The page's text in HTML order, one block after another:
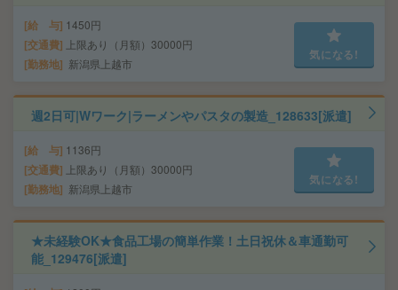
給 与 1450円
交通費 上限あり（月額）30000円
勤務地 新潟県上越市
気になる!
週2日可|Wワーク|ラーメンやパスタの製造_128633[派遣]
給 与 1136円
交通費 上限あり（月額）30000円
勤務地 新潟県上越市
気になる!
★未経験OK★食品工場の簡単作業！土日祝休＆車通勤可
能_129476[派遣]